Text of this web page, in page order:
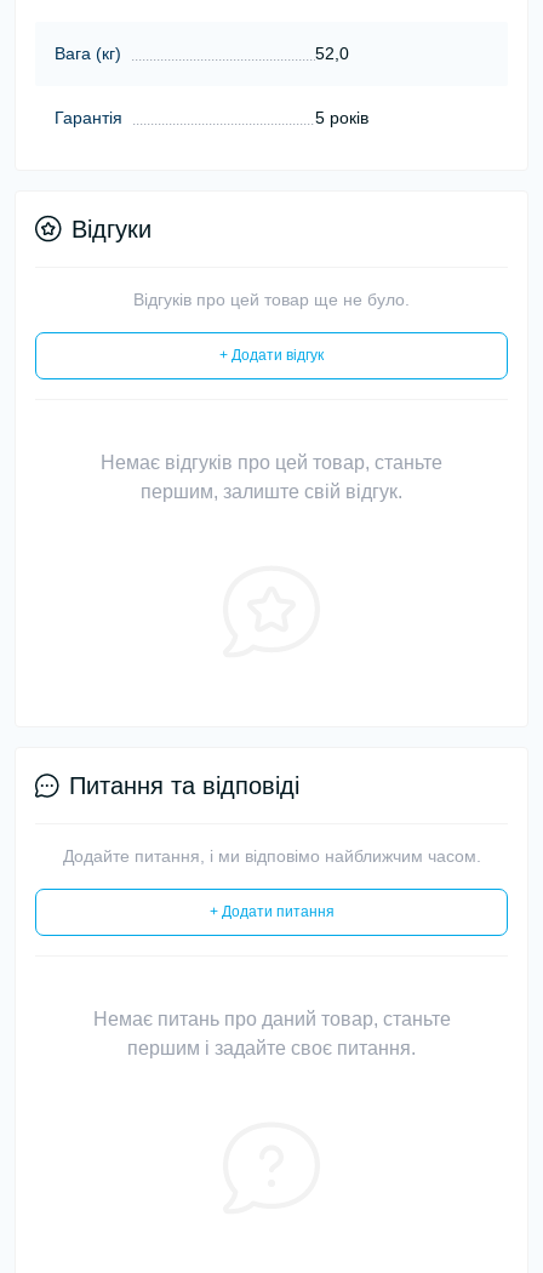
Вага (кг) 52,0
Гарантія 5 років
Відгуки
Відгуків про цей товар ще не було.
+ Додати відгук
Немає відгуків про цей товар, станьте
першим, залиште свій відгук.
Питання та відповіді
Додайте питання, і ми відповімо найближчим часом.
+ Додати питання
Немає питань про даний товар, станьте
першим і задайте своє питання.